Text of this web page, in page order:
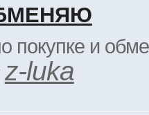
покупке и
z-luka